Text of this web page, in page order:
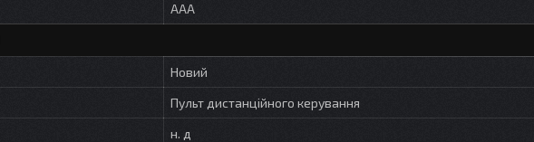
AAA
Новий
Пульт дистанційного керування
н. д